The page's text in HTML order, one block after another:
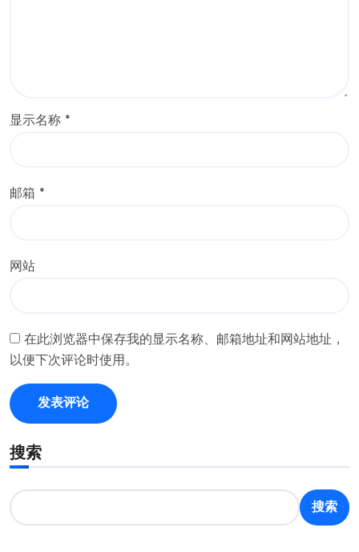
显示名称 *
邮箱 *
网站
在此浏览器中保存我的显示名称、邮箱地址和网站地址，
以便下次评论时使用。
搜索
搜索